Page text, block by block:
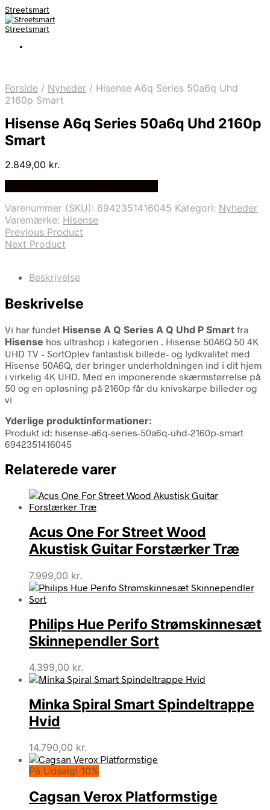
Streetsmart
Streetsmart
Forside / Nyheder / Hisense A6q Series 50a6q Uhd
2160p Smart
Hisense A6q Series 50a6q Uhd 2160p
Smart
2.849,00 kr.
Varenummer (SKU): 6942351416045 Kategori: Nyheder
Varemærke: Hisense
Previous Product
Next Product
Beskrivelse
Beskrivelse
Vi har fundet Hisense A Q Series A Q Uhd P Smart fra
Hisense hos ultrashop i kategorien . Hisense 50A6Q 50 4K
UHD TV – SortOplev fantastisk billede- og lydkvalitet med
Hisense 50A6Q, der bringer underholdningen ind i dit hjem
i virkelig 4K UHD. Med en imponerende skærmstørrelse på
50 og en opløsning på 2160p får du knivskarpe billeder og
vi
Yderlige produktinformationer:
Produkt id: hisense-a6q-series-50a6q-uhd-2160p-smart
6942351416045
Relaterede varer
Acus One For Street Wood
Akustisk Guitar Forstærker Træ
7.999,00 kr.
Philips Hue Perifo Strømskinnesæt
Skinnependler Sort
4.399,00 kr.
Minka Spiral Smart Spindeltrappe
Hvid
14.790,00 kr.
På Udsalg! 10%
Cagsan Verox Platformstige